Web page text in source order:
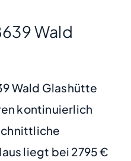
Wald
Wald Glashütte
kontinuierlich
liegt bei 2795 €